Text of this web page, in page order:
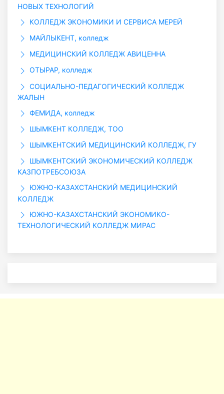
НОВЫХ ТЕХНОЛОГИЙ
КОЛЛЕДЖ ЭКОНОМИКИ И СЕРВИСА МЕРЕЙ
МАЙЛЫКЕНТ, колледж
МЕДИЦИНСКИЙ КОЛЛЕДЖ АВИЦЕННА
ОТЫРАР, колледж
СОЦИАЛЬНО-ПЕДАГОГИЧЕСКИЙ КОЛЛЕДЖ
ЖАЛЫН
ФЕМИДА, колледж
ШЫМКЕНТ КОЛЛЕДЖ, ТОО
ШЫМКЕНТСКИЙ МЕДИЦИНСКИЙ КОЛЛЕДЖ, ГУ
ШЫМКЕНТСКИЙ ЭКОНОМИЧЕСКИЙ КОЛЛЕДЖ
КАЗПОТРЕБСОЮЗА
ЮЖНО-КАЗАХСТАНСКИЙ МЕДИЦИНСКИЙ
КОЛЛЕДЖ
ЮЖНО-КАЗАХСТАНСКИЙ ЭКОНОМИКО-
ТЕХНОЛОГИЧЕСКИЙ КОЛЛЕДЖ МИРАС